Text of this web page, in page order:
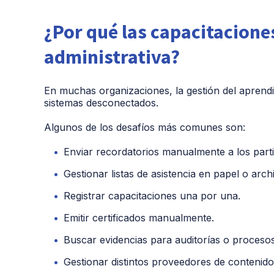
¿Por qué las
administrativa?
En muchas organizaciones, la gestión del
sistemas desconectados.
Algunos de los desafíos más comunes son:
Enviar recordatorios manualmente a los
Gestionar listas de asistencia en papel o
Registrar capacitaciones una por una.
Emitir certificados manualmente.
Buscar evidencias para auditorías o
Gestionar distintos proveedores de